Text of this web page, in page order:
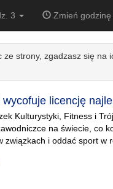
3 Zmień godzinę
strony, zgadzasz się na
wycofuje licencję
Kulturystyki, Fitness i
na świecie, co
związkach i oddać sport w